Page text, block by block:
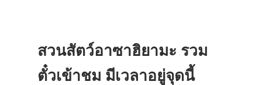
สวนสัตว์อาซาฮิยามะ รวม
ตั๋วเข้าชม มีเวลาอยู่จุดนี้